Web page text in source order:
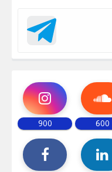
600
900